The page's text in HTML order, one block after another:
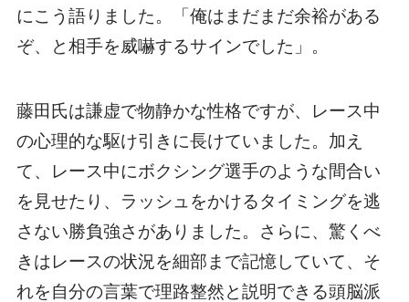
にこう語りました。「俺はまだまだ余裕がある
ぞ、と相手を威嚇するサインでした」。
藤田氏は謙虚で物静かな性格ですが、レース中
の心理的な駆け引きに長けていました。加え
て、レース中にボクシング選手のような間合い
を見せたり、ラッシュをかけるタイミングを逃
さない勝負強さがありました。さらに、驚くべ
きはレースの状況を細部まで記憶していて、そ
れを自分の言葉で理路整然と説明できる頭脳派